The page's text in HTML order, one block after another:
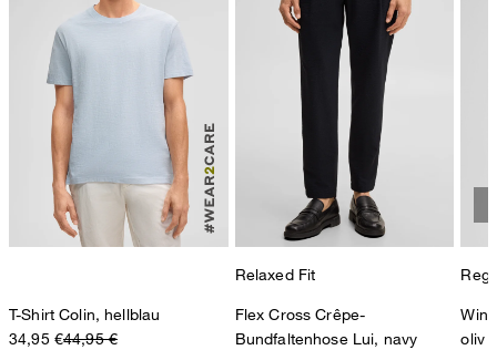
T-Shirt Colin, hellblau
34,95 €44,95 €
Relaxed Fit
Flex Cross Crêpe-
Bundfaltenhose Lui, navy
oliv